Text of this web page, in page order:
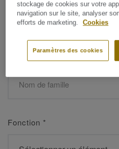
Fonction *
stockage de cookies sur votre
navigation sur le site, analyser
efforts de marketing.
Cookies
Paramètres des cookies